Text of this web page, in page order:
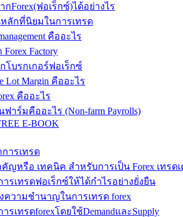
กForex(ฟอเร็กซ์)ได้อย่างไร
หลักที่นิยมในการเทรด
คืออะไร
Factory
โบรกเกอร์ฟอเร็กซ์
Lot Margin คืออะไร
คืออะไร
าร์มคืออะไร (Non-farm Payrolls)
E-BOOK
ารเทรด
ญหรือ เทคนิค สำหรับการเป็น Forex เทรดเ
รเทรดฟอเร็กซ์ให้ได้กำไรอย่างยั่งยืน
ความชำนาญในการเทรด forex
รเทรดforexโดยใช้DemandและSupply